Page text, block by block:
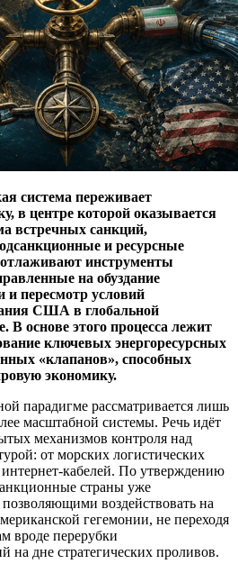
система переживает
в центре которой оказывается
встречных санкций,
и ресурсные
отлаживают инструменты
на обуздание
и пересмотр условий
США в глобальной
В основе этого процесса лежит
ключевых энергоресурсных
«клапанов», способных
экономику.
парадигме рассматривается лишь
масштабной системы. Речь идёт
механизмов контроля над
от морских логистических
кабелей. По утверждению
страны уже
воздействовать на
гегемонии, не переходя
вроде перерубки
дне стратегических проливов.